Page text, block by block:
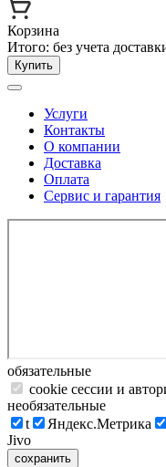
Корзина
Итого: без учета
Купить
Услуги
Контакты
О компании
Доставка
Оплата
Сервис и гарантия
обязательные
cookie сессии и
необязательные
t
Яндекс.Метрика
Jivo
сохранить